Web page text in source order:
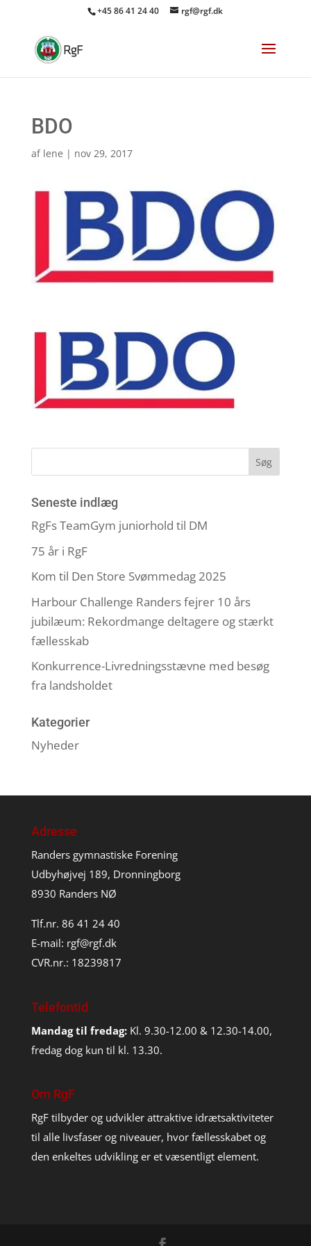
+45 86 41 24 40 rgf@rgf.dk
BDO
af lene | nov 29, 2017
Seneste indlæg
RgFs TeamGym juniorhold til DM
75 år i RgF
Kom til Den Store Svømmedag 2025
Harbour Challenge Randers fejrer 10 års
jubilæum: Rekordmange deltagere og stærkt
fællesskab
Konkurrence-Livredningsstævne med besøg
fra landsholdet
Kategorier
Nyheder
Adresse
Randers gymnastiske Forening
Udbyhøjvej 189, Dronningborg
8930 Randers NØ
Tlf.nr. 86 41 24 40
E-mail: rgf@rgf.dk
CVR.nr.: 18239817
Telefontid
Mandag til fredag: Kl. 9.30-12.00 & 12.30-14.00,
fredag dog kun til kl. 13.30.
Om RgF
RgF tilbyder og udvikler attraktive idrætsaktiviteter
til alle livsfaser og niveauer, hvor fællesskabet og
den enkeltes udvikling er et væsentligt element.